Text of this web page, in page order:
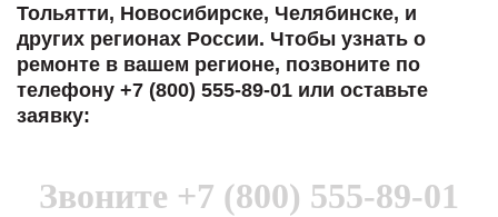
Тольятти, Новосибирске, Челябинске, и
других регионах России. Чтобы узнать о
ремонте в вашем регионе, позвоните по
телефону +7 (800) 555-89-01 или оставьте
заявку:
Звоните +7 (800) 555-89-01